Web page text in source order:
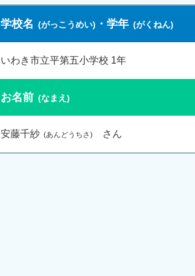
学校名 ・ 学年
いわき市立平第五小学校 1年
お名前
安藤千紗 さん